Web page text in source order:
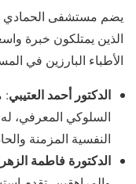
يضم مستشفى الحمادي
الذين يمتلكون خبرة
الأطباء البارزين في
الدكتور أحمد العتيبي:
السلوكي المعرفي،
النفسية المزمنة
الدكتورة فاطمة